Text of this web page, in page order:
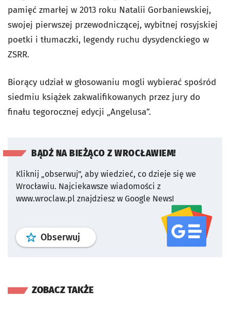
pamięć zmarłej w 2013 roku Natalii Gorbaniewskiej,
swojej pierwszej przewodniczącej, wybitnej rosyjskiej
poetki i tłumaczki, legendy ruchu dysydenckiego w
ZSRR.
Biorący udział w głosowaniu mogli wybierać spośród
siedmiu książek zakwalifikowanych przez jury do
finału tegorocznej edycji „Angelusa”.
BĄDŹ NA BIEŻĄCO Z WROCŁAWIEM!
Kliknij „obserwuj”, aby wiedzieć, co dzieje się we
Wrocławiu. Najciekawsze wiadomości z
www.wroclaw.pl znajdziesz w Google News!
Obserwuj profil serwisu
ZOBACZ TAKŻE